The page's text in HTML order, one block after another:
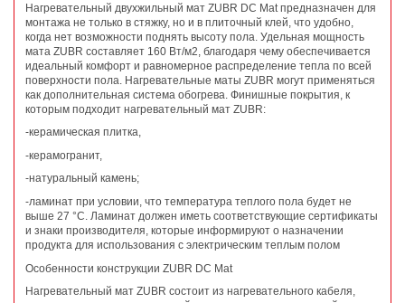
Нагревательный двухжильный мат ZUBR DC Mat предназначен для
монтажа не только в стяжку, но и в плиточный клей, что удобно,
когда нет возможности поднять высоту пола. Удельная мощность
мата ZUBR составляет 160 Вт/м2, благодаря чему обеспечивается
идеальный комфорт и равномерное распределение тепла по всей
поверхности пола. Нагревательные маты ZUBR могут применяться
как дополнительная система обогрева. Финишные покрытия, к
которым подходит нагревательный мат ZUBR:
-керамическая плитка,
-керамогранит,
-натуральный камень;
-ламинат при условии, что температура теплого пола будет не
выше 27 °C. Ламинат должен иметь соответствующие сертификаты
и знаки производителя, которые информируют о назначении
продукта для использования с электрическим теплым полом
Особенности конструкции ZUBR DC Mat
Нагревательный мат ZUBR состоит из нагревательного кабеля,